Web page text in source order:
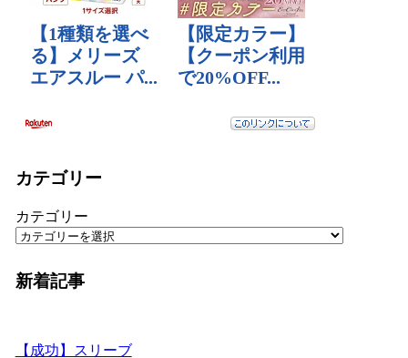
カテゴリー
カテゴリー
新着記事
【成功】スリーブ